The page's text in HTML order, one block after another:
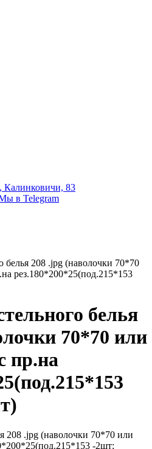
Калинковичи, 83
в Telegram
белья 208 .jpg (наволочки 70*70
рез.180*200*25(под.215*153
белья
70*70 или
пр.на
208 .jpg (наволочки 70*70 или
-2шт;